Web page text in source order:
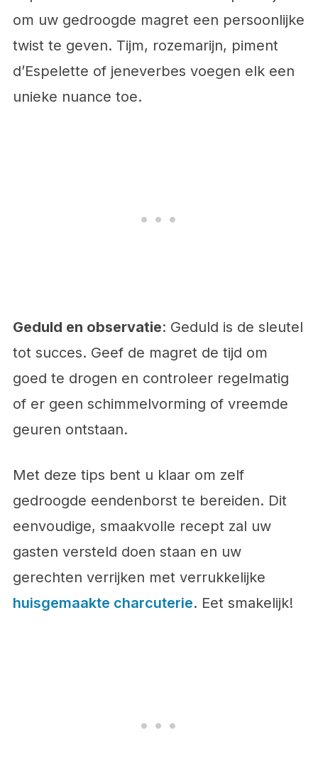
om uw gedroogde magret een persoonlijke
twist te geven. Tijm, rozemarijn, piment
d’Espelette of jeneverbes voegen elk een
unieke nuance toe.
Geduld en observatie: Geduld is de sleutel
tot succes. Geef de magret de tijd om
goed te drogen en controleer regelmatig
of er geen schimmelvorming of vreemde
geuren ontstaan.
Met deze tips bent u klaar om zelf
gedroogde eendenborst te bereiden. Dit
eenvoudige, smaakvolle recept zal uw
gasten versteld doen staan en uw
gerechten verrijken met verrukkelijke
huisgemaakte charcuterie. Eet smakelijk!